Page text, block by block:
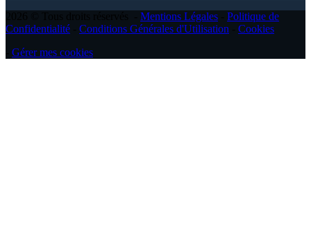
Mentions Légales
Politique de
Confidentialité
Conditions Générales d'Utilisation
Cookies
Gérer mes cookies